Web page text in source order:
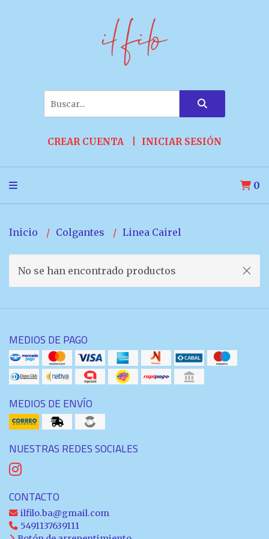
CREAR CUENTA INICIAR SESIÓN
0
Inicio Colgantes Linea Cairel
No se han encontrado productos
MEDIOS DE PAGO
MEDIOS DE ENVÍO
NUESTRAS REDES SOCIALES
CONTACTO
ilfilo.ba@gmail.com
5491137639111